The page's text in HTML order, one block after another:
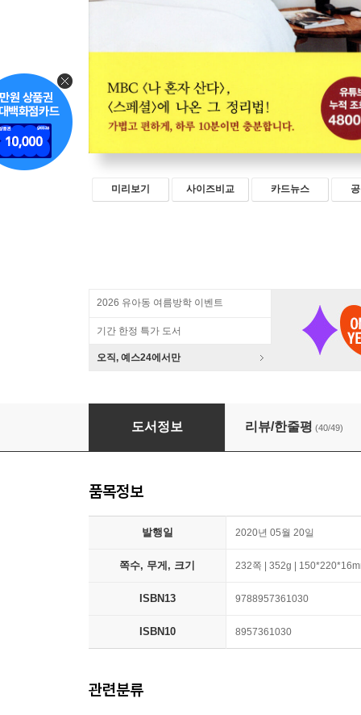
미리보기 사이즈비교 카드뉴스
2026 유아동 여름방학 이벤트
기간 한정 특가 도서
오직, 예스24에서만
최고의 인테리어는 정리입니다
도서정보 리뷰/한줄평 (40/49)
품목정보
발행일 2020년 05월 20일
쪽수, 무게, 크기 232쪽 | 352g |
ISBN13 9788957361030
ISBN10 8957361030
관련분류